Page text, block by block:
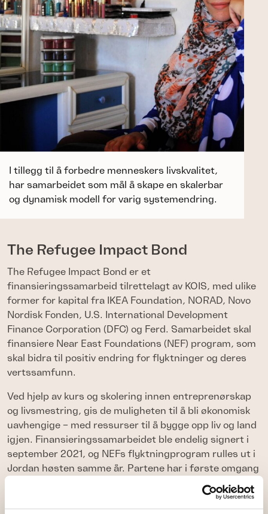
The Refugee Impact Bond
The Refugee Impact Bond er et
finansieringssamarbeid tilrettelagt av KOIS, med ulike
former for kapital fra IKEA Foundation, NORAD, Novo
Nordisk Fonden, U.S. International Development
Finance Corporation (DFC) og Ferd. Samarbeidet skal
finansiere Near East Foundations (NEF) program, som
skal bidra til positiv endring for flyktninger og deres
vertssamfunn.
Ved hjelp av kurs og skolering innen entreprenørskap
og livsmestring, gis de muligheten til å bli økonomisk
uavhengige – med ressurser til å bygge opp liv og land
igjen. Finansieringssamarbeidet ble endelig signert i
september 2021, og NEFs flyktningprogram rulles ut i
Jordan høsten samme år. Partene har i første omgang
forpliktet seg til en prosjektperiode på fire år, med en
I tillegg til å forbedre menneskers livskvalitet,
har samarbeidet som mål å skape en skalerbar
og dynamisk modell for varig systemendring.